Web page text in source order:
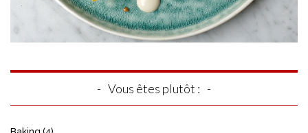
Vous êtes plutôt :